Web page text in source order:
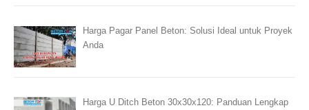
Harga Pagar Panel Beton: Solusi Ideal untuk Proyek
Anda
Harga U Ditch Beton 30x30x120: Panduan Lengkap